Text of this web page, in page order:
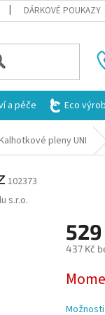
DÁRKOVÉ POUKAZY
a péče Eco
pleny UNI
102373
s.r.o.
437 Kč
cena: